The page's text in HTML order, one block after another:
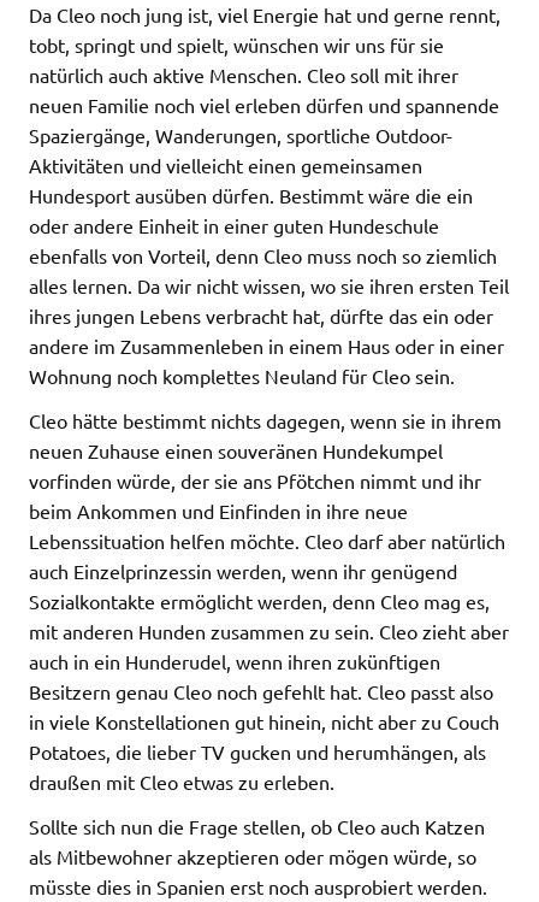
Da Cleo noch jung ist, viel Energie hat und gerne rennt,
tobt, springt und spielt, wünschen wir uns für sie
natürlich auch aktive Menschen. Cleo soll mit ihrer
neuen Familie noch viel erleben dürfen und spannende
Spaziergänge, Wanderungen, sportliche Outdoor-
Aktivitäten und vielleicht einen gemeinsamen
Hundesport ausüben dürfen. Bestimmt wäre die ein
oder andere Einheit in einer guten Hundeschule
ebenfalls von Vorteil, denn Cleo muss noch so ziemlich
alles lernen. Da wir nicht wissen, wo sie ihren ersten Teil
ihres jungen Lebens verbracht hat, dürfte das ein oder
andere im Zusammenleben in einem Haus oder in einer
Wohnung noch komplettes Neuland für Cleo sein.
Cleo hätte bestimmt nichts dagegen, wenn sie in ihrem
neuen Zuhause einen souveränen Hundekumpel
vorfinden würde, der sie ans Pfötchen nimmt und ihr
beim Ankommen und Einfinden in ihre neue
Lebenssituation helfen möchte. Cleo darf aber natürlich
auch Einzelprinzessin werden, wenn ihr genügend
Sozialkontakte ermöglicht werden, denn Cleo mag es,
mit anderen Hunden zusammen zu sein. Cleo zieht aber
auch in ein Hunderudel, wenn ihren zukünftigen
Besitzern genau Cleo noch gefehlt hat. Cleo passt also
in viele Konstellationen gut hinein, nicht aber zu Couch
Potatoes, die lieber TV gucken und herumhängen, als
draußen mit Cleo etwas zu erleben.
Sollte sich nun die Frage stellen, ob Cleo auch Katzen
als Mitbewohner akzeptieren oder mögen würde, so
müsste dies in Spanien erst noch ausprobiert werden.